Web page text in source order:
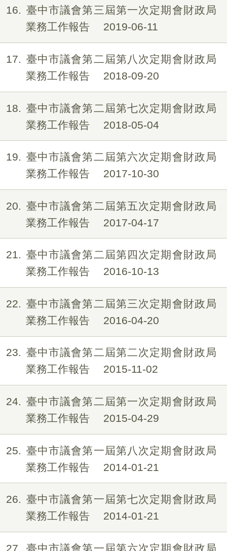
16
臺中市議會第三屆第一次定期會財政局
業務工作報告
2019-06-11
17
臺中市議會第二屆第八次定期會財政局
業務工作報告
2018-09-20
18
臺中市議會第二屆第七次定期會財政局
業務工作報告
2018-05-04
19
臺中市議會第二屆第六次定期會財政局
業務工作報告
2017-10-30
20
臺中市議會第二屆第五次定期會財政局
業務工作報告
2017-04-17
21
臺中市議會第二屆第四次定期會財政局
業務工作報告
2016-10-13
22
臺中市議會第二屆第三次定期會財政局
業務工作報告
2016-04-20
23
臺中市議會第二屆第二次定期會財政局
業務工作報告
2015-11-02
24
臺中市議會第二屆第一次定期會財政局
業務工作報告
2015-04-29
25
臺中市議會第一屆第八次定期會財政局
業務工作報告
2014-01-21
26
臺中市議會第一屆第七次定期會財政局
業務工作報告
2014-01-21
27
臺中市議會第一屆第六次定期會財政局